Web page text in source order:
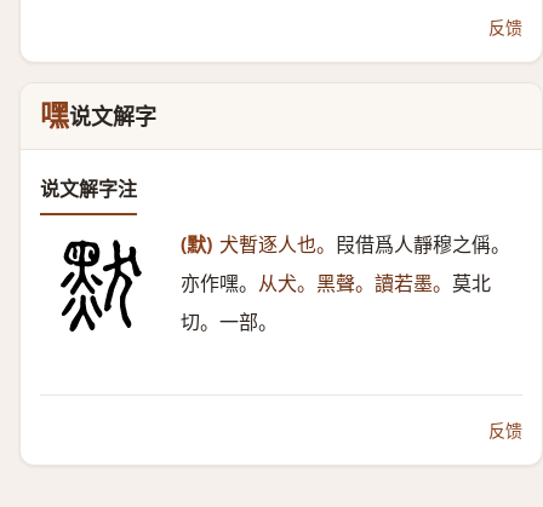
反馈
嘿说文解字
说文解字注
(默) 犬暫逐人也。 叚借爲人靜穆之偁。
亦作嘿。 从犬。黑聲。讀若墨。 莫北
切。一部。
反馈